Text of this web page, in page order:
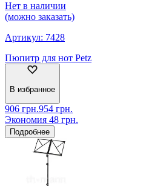
Нет в наличии
(можно заказать)
Артикул: 7428
Пюпитр для нот Petz
В избранное
906 грн.954 грн.
Экономия 48 грн.
Подробнее